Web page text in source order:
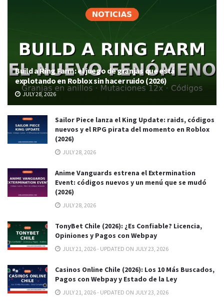
Build a Ring Farm: el juego de granjas que está
explotando en Roblox sin hacer ruido (2026)
JULY 28, 2026
Sailor Piece lanza el King Update: raids, códigos
nuevos y el RPG pirata del momento en Roblox
(2026)
JULY 28, 2026
Anime Vanguards estrena el Extermination
Event: códigos nuevos y un menú que se mudó
(2026)
JULY 28, 2026
TonyBet Chile (2026): ¿Es Confiable? Licencia,
Opiniones y Pagos con Webpay
JULY 21, 2026 - UPDATED ON JULY 23, 2026
Casinos Online Chile (2026): Los 10 Más Buscados,
Pagos con Webpay y Estado de la Ley
JULY 21, 2026 - UPDATED ON JULY 23, 2026